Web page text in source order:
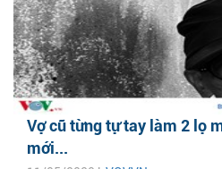
Vợ cũ từng tự tay làm 2 lọ
mới...